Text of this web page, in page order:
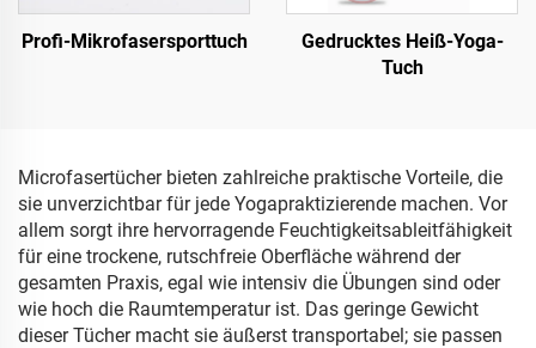
Profi-Mikrofasersporttuch
Gedrucktes Heiß-Yoga-
Tuch
Microfasertücher bieten zahlreiche praktische Vorteile, die
sie unverzichtbar für jede Yogapraktizierende machen. Vor
allem sorgt ihre hervorragende Feuchtigkeitsableitfähigkeit
für eine trockene, rutschfreie Oberfläche während der
gesamten Praxis, egal wie intensiv die Übungen sind oder
wie hoch die Raumtemperatur ist. Das geringe Gewicht
dieser Tücher macht sie äußerst transportabel; sie passen